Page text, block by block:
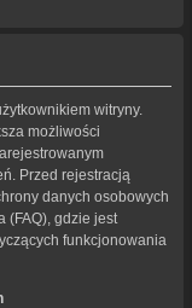
witryny.
możliwości
Przed rejestracją
danych osobowych
(FAQ), gdzie jest
funkcjonowania